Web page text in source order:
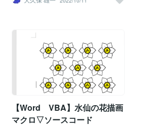
'縦-間隔 Const MAPLCOLS =
MAPLLNWE = 1 '線の太さ '
Const MAPLRATE = 0.75 'ポリ
ライン倍率 '-------------------------------------
-------------------------------------- Dim Ip As
Integer, Jp As Integer Dim Kp As Intege
r Dim intDxp As Integer, intDyp As Inte
ger Dim varPly As Variant Dim sngB
as(
【Word VBA】水仙の花描画
マクロ▽ソースコード